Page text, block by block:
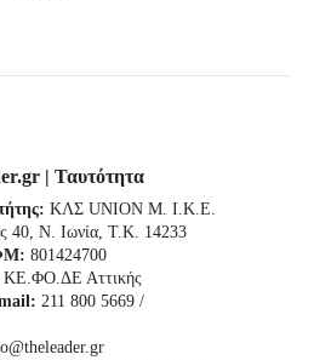
| Ταυτότητα
ΚΛΣ UNION Μ. Ι.Κ.Ε.
40, Ν. Ιωνία, Τ.Κ. 14233
801424700
ΚΕ.ΦΟ.ΔΕ Αττικής
211 800 5669 /